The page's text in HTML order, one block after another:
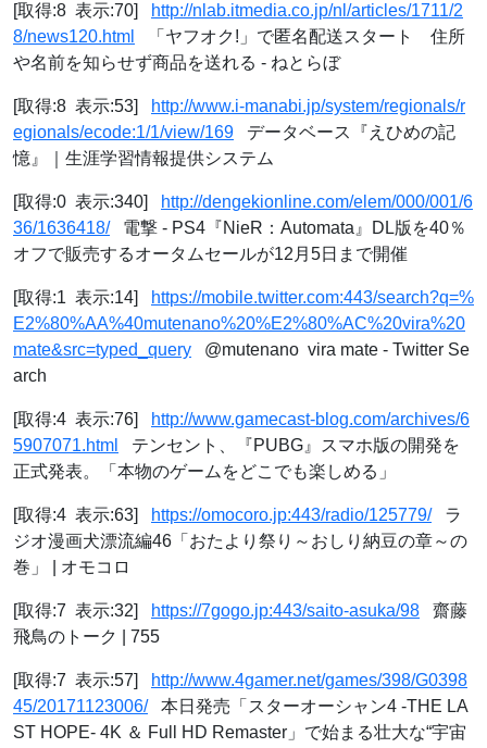
[取得:8 表示:70]
http://nlab.itmedia.co.jp/nl/articles/1711/2
8/news120.html
「ヤフオク!」で匿名配送スタート 住所
や名前を知らせず商品を送れる - ねとらぼ
[取得:8 表示:53]
http://www.i-manabi.jp/system/regionals/r
egionals/ecode:1/1/view/169 データベース『えひめの記
憶』｜生涯学習情報提供システム
[取得:0 表示:340]
http://dengekionline.com/elem/000/001/6
36/1636418/電撃 - PS4『NieR：Automata』DL版を40％
オフで販売するオータムセールが12月5日まで開催
[取得:1 表示:14]
https://mobile.twitter.com:443/search?q=%
E2%80%AA%40mutenano%20%E2%80%AC%20vira%20
mate&src=typed_query ‪@mutenano ‬ vira mate - Twitter Se
arch
[取得:4 表示:76]
http://www.gamecast-blog.com/archives/6
5907071.html
テンセント、『PUBG』スマホ版の開発を
正式発表。「本物のゲームをどこでも楽しめる」
[取得:4 表示:63] https://omocoro.jp:443/radio/125779/ラ
ジオ漫画犬漂流編46「おたより祭り～おしり納豆の章～の
巻」 | オモコロ
[取得:7 表示:32] https://7gogo.jp:443/saito-asuka/98 齋藤
飛鳥のトーク | 755
[取得:7 表示:57]
http://www.4gamer.net/games/398/G0398
45/20171123006/本日発売「スターオーシャン4 -THE LA
ST HOPE- 4K ＆ Full HD Remaster」で始まる壮大な“宇宙